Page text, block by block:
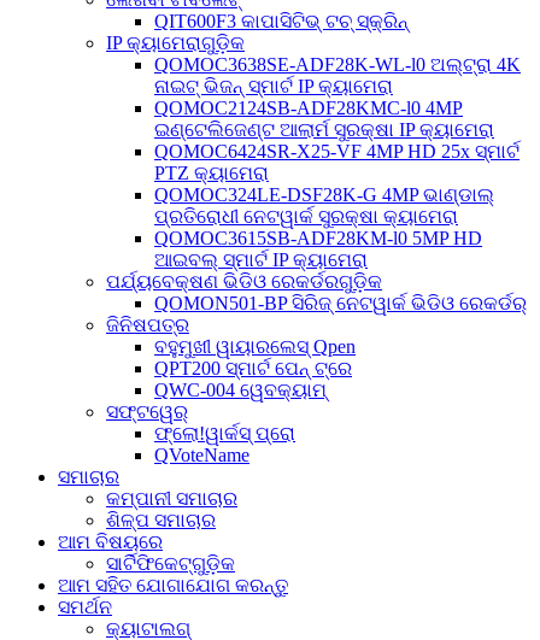
QIT600F3 କାପାସିଟିଭ୍ ଟଚ୍ ସ୍କ୍ରିନ୍
IP କ୍ୟାମେରାଗୁଡ଼ିକ
QOMOC3638SE-ADF28K-WL-l0 ​​ଅଲ୍ଟ୍ରା 4K
ନାଇଟ୍ ଭିଜନ୍ ସ୍ମାର୍ଟ IP କ୍ୟାମେରା
QOMOC2124SB-ADF28KMC-l0 4MP
ଇଣ୍ଟେଲିଜେଣ୍ଟ ଆଲାର୍ମ ସୁରକ୍ଷା IP କ୍ୟାମେରା
QOMOC6424SR-X25-VF 4MP HD 25x ସ୍ମାର୍ଟ
PTZ କ୍ୟାମେରା
QOMOC324LE-DSF28K-G 4MP ଭାଣ୍ଡାଲ୍
ପ୍ରତିରୋଧୀ ନେଟୱାର୍କ ସୁରକ୍ଷା କ୍ୟାମେରା
QOMOC3615SB-ADF28KM-l0 5MP HD
ଆଇବଲ୍ ସ୍ମାର୍ଟ IP କ୍ୟାମେରା
ପର୍ଯ୍ୟବେକ୍ଷଣ ଭିଡିଓ ରେକର୍ଡରଗୁଡ଼ିକ
QOMON501-BP ସିରିଜ୍ ନେଟୱାର୍କ ଭିଡିଓ ରେକର୍ଡର୍
ଜିନିଷପତ୍ର
ବହୁମୁଖୀ ୱାୟାରଲେସ୍ Qpen
QPT200 ସ୍ମାର୍ଟ ପେନ୍ ଟ୍ରେ
QWC-004 ୱେବକ୍ୟାମ୍
ସଫ୍ଟୱେର୍
ଫ୍ଲୋ!ୱାର୍କସ୍ ପ୍ରୋ
QVoteName
ସମାଚାର
କମ୍ପାନୀ ସମାଚାର
ଶିଳ୍ପ ସମାଚାର
ଆମ ବିଷୟରେ
ସାର୍ଟିଫିକେଟ୍‌ଗୁଡ଼ିକ
ଆମ ସହିତ ଯୋଗାଯୋଗ କରନ୍ତୁ
ସମର୍ଥନ
କ୍ୟାଟାଲଗ୍